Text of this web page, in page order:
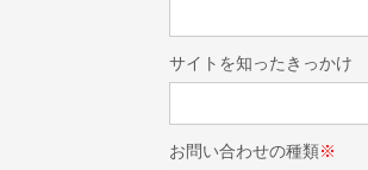
サイトを知ったきっかけ
お問い合わせの種類※